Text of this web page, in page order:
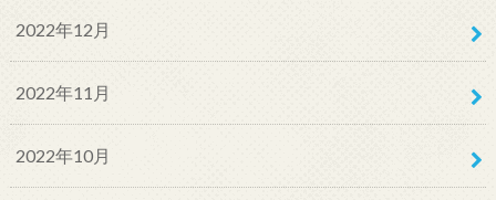
2022年12月
2022年11月
2022年10月